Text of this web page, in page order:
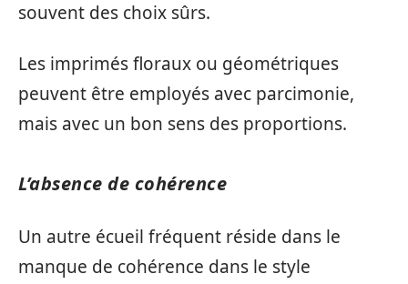
souvent des choix sûrs.
Les imprimés floraux ou géométriques
peuvent être employés avec parcimonie,
mais avec un bon sens des proportions.
L’absence de cohérence
Un autre écueil fréquent réside dans le
manque de cohérence dans le style